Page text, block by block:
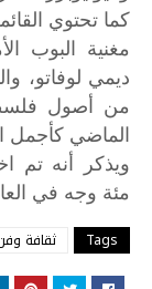
كما تحتوي
مغنية البوب
ديمي لوفاتو،
من أصول
الماضي كأجمل
ويذكر أنه تم
مئة وجه في
Tags ثقافة